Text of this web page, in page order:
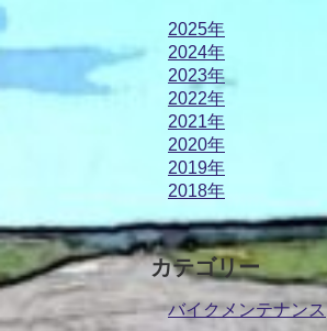
2025年
2024年
2023年
2022年
2021年
2020年
2019年
2018年
カテゴリー
バイクメンテナンス